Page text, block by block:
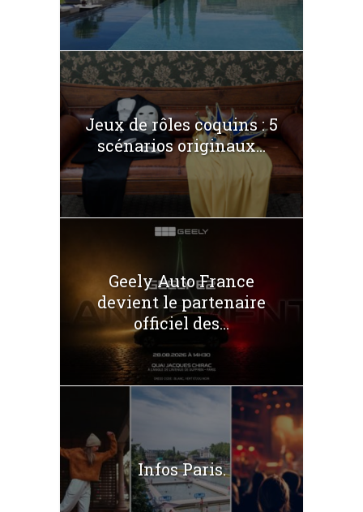
Jeux de rôles coquins : 5
scénarios originaux...
Geely Auto France
devient le partenaire
officiel des...
Infos Paris.